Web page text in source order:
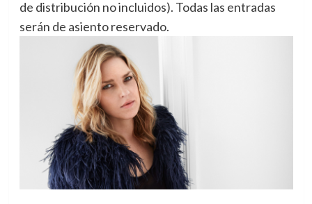
de distribución no incluidos). Todas las entradas
serán de asiento reservado.